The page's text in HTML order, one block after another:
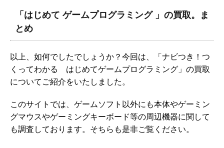
「はじめて ゲームプログラミング 」の買取。ま
とめ
以上、如何でしたでしょうか？今回は、「ナビつき！つ
くってわかる はじめてゲームプログラミング」の買取
についてご紹介をいたしました。
このサイトでは、ゲームソフト以外にも本体やゲーミン
グマウスやゲーミングキーボード等の周辺機器に関して
も調査しております。そちらも是非ご覧ください。